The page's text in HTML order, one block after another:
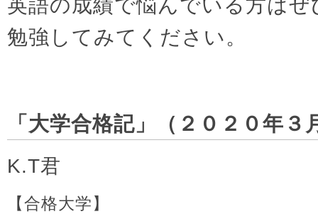
英語の成績で悩んでいる方は
勉強してみてください。
「大学合格記」（２０２０年３
K.T君
【合格大学】